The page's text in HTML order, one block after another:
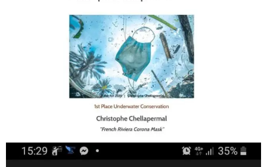
scuba_people_magazine